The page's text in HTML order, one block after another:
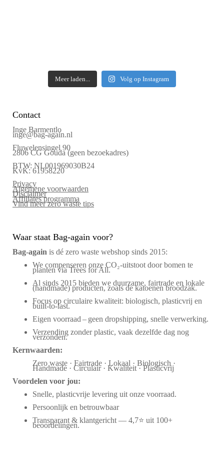
Meer laden... Volg op Instagram
Contact
Inge Barmentlo
inge@bag-again.nl
Fluwelensingel 90
2806 CG Gouda (geen bezoekadres)
BTW: NL001969030B24
KvK: 61958220
Privacy
Algemene voorwaarden
Disclaimer
Affiliates programma
Vind meer zero waste tips
Waar staat Bag-again voor?
Bag‑again is dé zero waste webshop sinds 2015:
We compenseren onze CO₂-uitstoot door bomen te
planten via Trees for All.
Al sinds 2015 bieden we duurzame, fairtrade en lokale
(handmade) producten, zoals de katoenen broodzak.
Focus op circulaire kwaliteit: biologisch, plasticvrij en
built-to-last.
Eigen voorraad – geen dropshipping, snelle verwerking.
Verzending zonder plastic, vaak dezelfde dag nog
verzonden.
Kernwaarden:
Zero waste · Fairtrade · Lokaal · Biologisch ·
Handmade · Circulair · Kwaliteit · Plasticvrij
Voordelen voor jou:
Snelle, plasticvrije levering uit onze voorraad.
Persoonlijk en betrouwbaar
Transparant & klantgericht — 4,7⭐ uit 100+
beoordelingen.